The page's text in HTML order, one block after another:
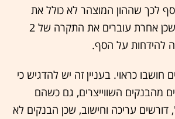
לכך שההון המוצהר לא כולל את
הדירות המושכרות, שכן אחרת עוברים את התקרה של 2
להידחות על הסף.
חושבו כראוי. בעניין זה יש להדגיש כי
מהבנקים השווייצרים, גם כשהם
דורשים עריכה וחישוב, שכן הבנקים לא